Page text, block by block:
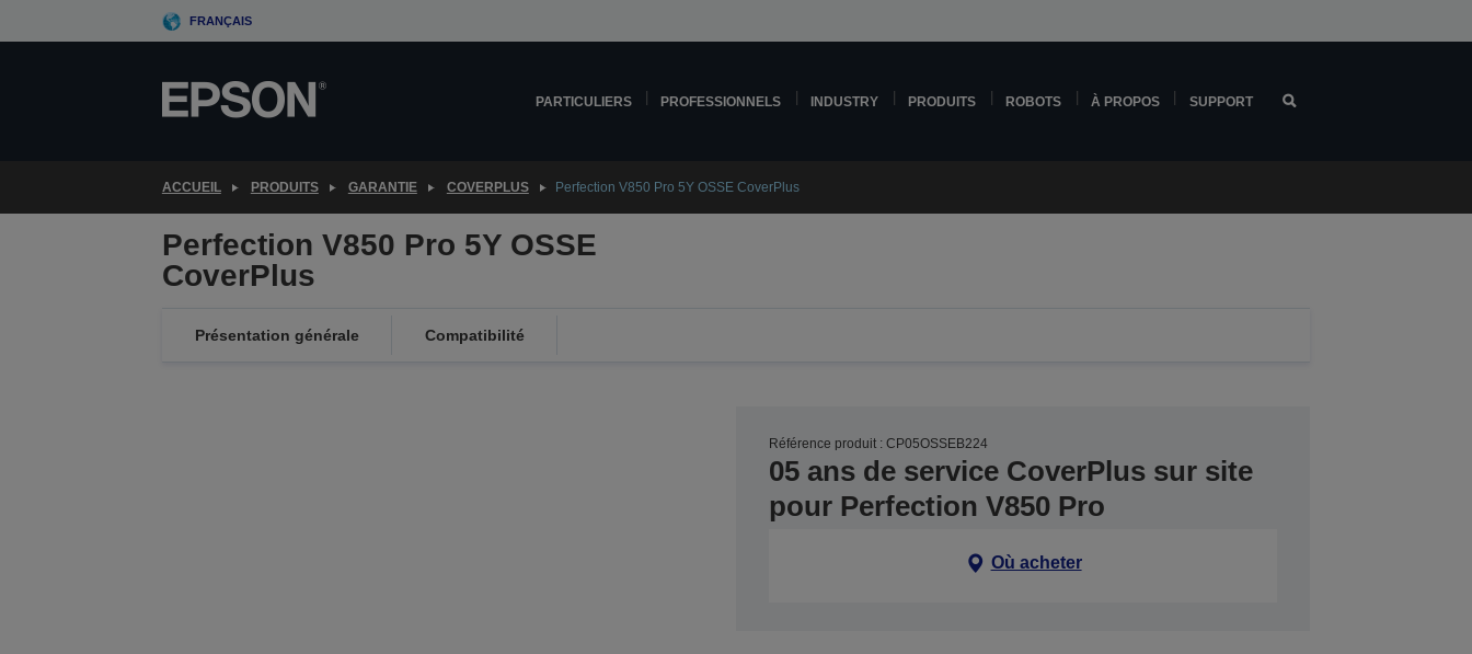
to
FRANÇAIS
PARTICULIERS PROFESSIONNELS INDUSTRY PRODUITS ROBOTS À PROPOS SUPPORT
ACCUEIL PRODUITS GARANTIE COVERPLUS Perfection V850 Pro 5Y OSSE CoverPlus
Perfection V850 Pro 5Y OSSE
CoverPlus
Présentation générale Compatibilité
Référence produit : CP05OSSEB224
05 ans de service CoverPlus sur site
pour Perfection V850 Pro
Où acheter